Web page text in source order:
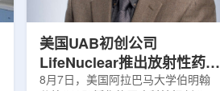
美国UAB初创公司
LifeNuclear推出放射性药物
治疗安全指导平台
8月7日，美国阿拉巴马大学伯明翰